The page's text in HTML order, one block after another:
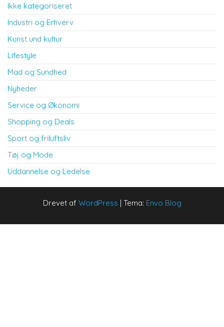
Ikke kategoriseret
Industri og Erhverv
Kunst und kultur
Lifestyle
Mad og Sundhed
Nyheder
Service og Økonomi
Shopping og Deals
Sport og friluftsliv
Tøj og Mode
Uddannelse og Ledelse
Drevet af WordPress | Tema: Envo Blog